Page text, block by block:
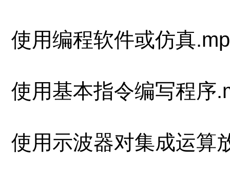
使用编程软件或仿真
使用基本指令编写程序
使用示波器对集成运算